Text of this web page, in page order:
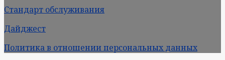
Стандарт обслуживания
Дайджест
Политика в отношении персональных данных